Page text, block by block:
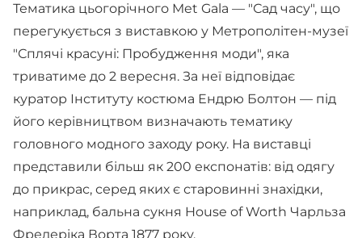
Тематика цьогорічного Met Gala — "Сад часу", що
перегукується з виставкою у Метрополітен-музеї
"Сплячі красуні: Пробудження моди", яка
триватиме до 2 вересня. За неї відповідає
куратор Інституту костюма Ендрю Болтон — під
його керівництвом визначають тематику
головного модного заходу року. На виставці
представили більш як 200 експонатів: від одягу
до прикрас, серед яких є старовинні знахідки,
наприклад, бальна сукня House of Worth Чарльза
Фредеріка Ворта 1877 року.